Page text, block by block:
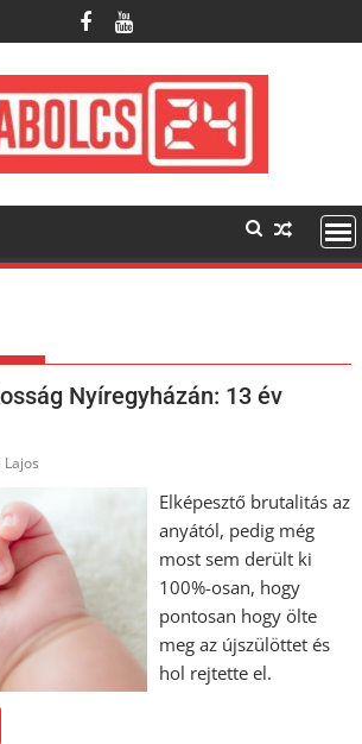
Nyíregyházán: 13 év
Lajos
Elképesztő brutalitás az
anyától, pedig még
most sem derült ki
100%-osan, hogy
pontosan hogy ölte
meg az újszülöttet és
hol rejtette el.